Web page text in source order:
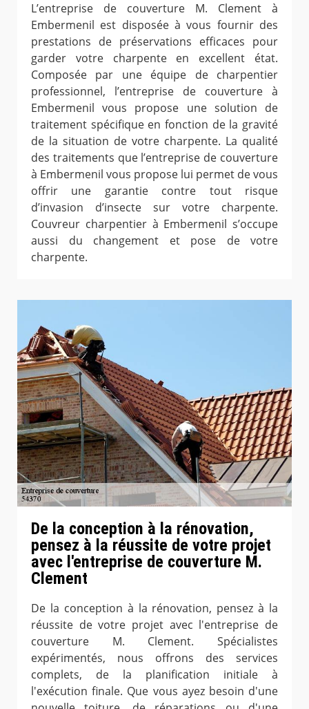
L’entreprise de couverture M. Clement à
Embermenil est disposée à vous fournir des
prestations de préservations efficaces pour
garder votre charpente en excellent état.
Composée par une équipe de charpentier
professionnel, l’entreprise de couverture à
Embermenil vous propose une solution de
traitement spécifique en fonction de la gravité
de la situation de votre charpente. La qualité
des traitements que l’entreprise de couverture
à Embermenil vous propose lui permet de vous
offrir une garantie contre tout risque
d’invasion d’insecte sur votre charpente.
Couvreur charpentier à Embermenil s’occupe
aussi du changement et pose de votre
charpente.
De la conception à la rénovation,
pensez à la réussite de votre projet
avec l'entreprise de couverture M.
Clement
De la conception à la rénovation, pensez à la
réussite de votre projet avec l'entreprise de
couverture M. Clement. Spécialistes
expérimentés, nous offrons des services
complets, de la planification initiale à
l'exécution finale. Que vous ayez besoin d'une